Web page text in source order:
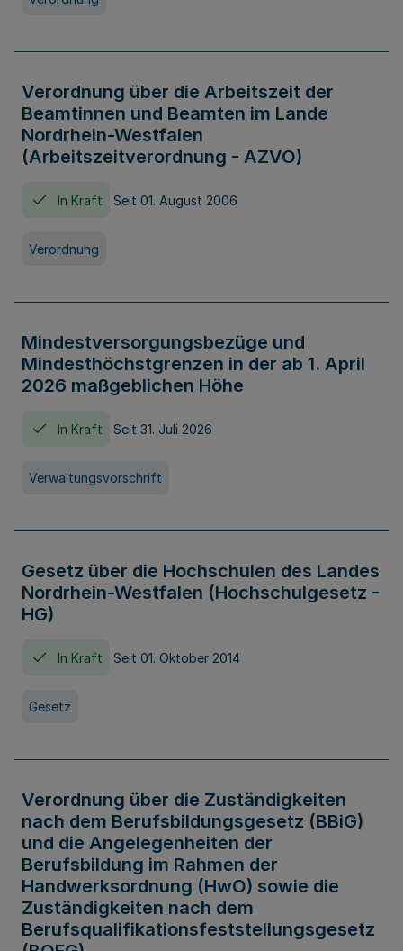
Verordnung über die Arbeitszeit der
Beamtinnen und Beamten im Lande
Nordrhein-Westfalen
(Arbeitszeitverordnung - AZVO)
In Kraft Seit 01. August 2006
Verordnung
Mindestversorgungsbezüge und
Mindesthöchstgrenzen in der ab 1. April
2026 maßgeblichen Höhe
In Kraft Seit 31. Juli 2026
Verwaltungsvorschrift
Gesetz über die Hochschulen des Landes
Nordrhein-Westfalen (Hochschulgesetz -
HG)
In Kraft Seit 01. Oktober 2014
Gesetz
Verordnung über die Zuständigkeiten
nach dem Berufsbildungsgesetz (BBiG)
und die Angelegenheiten der
Berufsbildung im Rahmen der
Handwerksordnung (HwO) sowie die
Zuständigkeiten nach dem
Berufsqualifikationsfeststellungsgesetz